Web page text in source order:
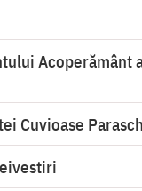
Acoperământ
Cuvioase